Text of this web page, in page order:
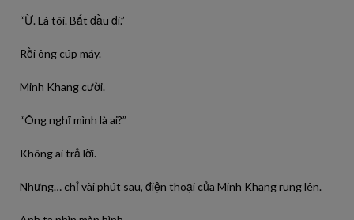
“Ừ. Là tôi. Bắt đầu đi.”
Rồi ông cúp máy.
Minh Khang cười.
“Ông nghĩ mình là ai?”
Không ai trả lời.
Nhưng… chỉ vài phút sau, điện thoại của Minh Khang rung lên.